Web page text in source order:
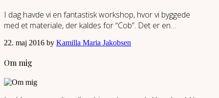
I dag havde vi en fantastisk workshop, hvor vi byggede
med et materiale, der kaldes for “Cob”. Det er en…
22. maj 2016 by Kamilla Maria Jakobsen
Om mig